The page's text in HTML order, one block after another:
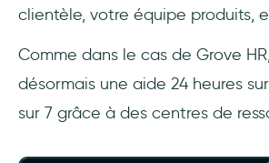
clientèle, votre équipe produits,
Comme dans le cas de Grove
désormais une aide 24 heures
sur 7 grâce à des centres de